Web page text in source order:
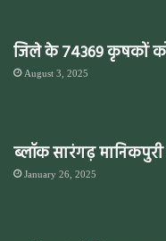
जिले के 74369 कृषकों
August 3, 2025
ब्लॉक सारंगढ़
January 26, 2025